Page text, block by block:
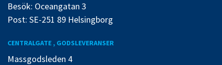
Besök: Oceangatan 3
Post: SE-251 89 Helsingborg
CENTRALGATE , GODSLEVERANSER
Massgodsleden 4